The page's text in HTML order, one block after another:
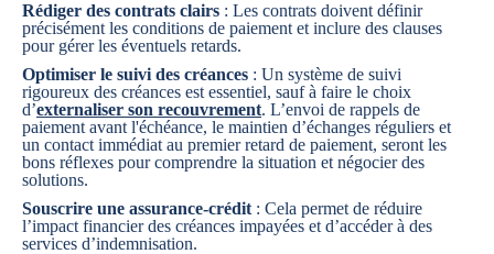
Rédiger des contrats clairs : Les contrats doivent définir
précisément les conditions de paiement et inclure des clauses
pour gérer les éventuels retards.
Optimiser le suivi des créances : Un système de suivi
rigoureux des créances est essentiel, sauf à faire le choix
d’externaliser son recouvrement. L’envoi de rappels de
paiement avant l'échéance, le maintien d’échanges réguliers et
un contact immédiat au premier retard de paiement, seront les
bons réflexes pour comprendre la situation et négocier des
solutions.
Souscrire une assurance-crédit : Cela permet de réduire
l’impact financier des créances impayées et d’accéder à des
services d’indemnisation.